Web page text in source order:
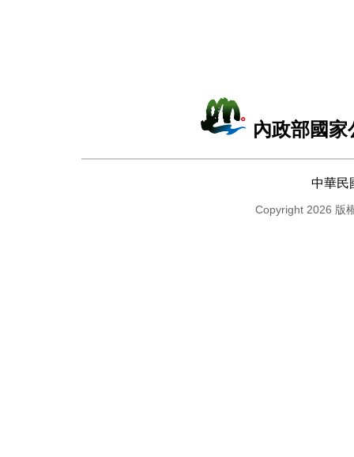
內政部國
中華民
Copyright 2026 版